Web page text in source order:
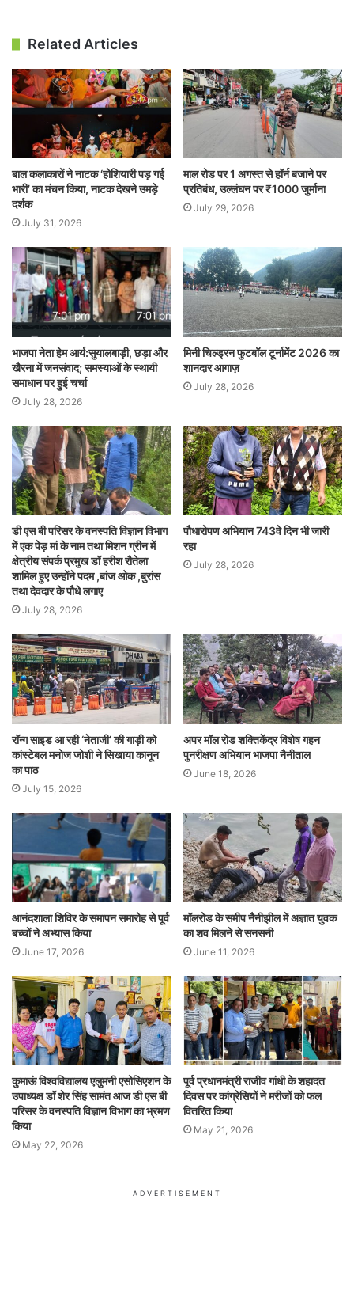
Related Articles
बाल कलाकारों ने नाटक ‘होशियारी पड़ गई
भारी’ का मंचन किया, नाटक देखने उमड़े
दर्शक
July 31, 2026
माल रोड पर 1 अगस्त से हॉर्न बजाने पर
प्रतिबंध, उल्लंघन पर ₹1000 जुर्माना
July 29, 2026
भाजपा नेता हेम आर्य:सुयालबाड़ी, छड़ा और
खैरना में जनसंवाद; समस्याओं के स्थायी
समाधान पर हुई चर्चा
July 28, 2026
मिनी चिल्ड्रन फुटबॉल टूर्नामेंट 2026 का
शानदार आगाज़
July 28, 2026
डी एस बी परिसर के वनस्पति विज्ञान विभाग
में एक पेड़ मां के नाम तथा मिशन ग्रीन में
क्षेत्रीय संपर्क प्रमुख डॉ हरीश रौतेला
शामिल हुए उन्होंने पदम ,बांज ओक ,बुरांस
तथा देवदार के पौधे लगाए
July 28, 2026
पौधारोपण अभियान 743वे दिन भी जारी
रहा
July 28, 2026
रॉन्ग साइड आ रही ‘नेताजी’ की गाड़ी को
कांस्टेबल मनोज जोशी ने सिखाया कानून
का पाठ
July 15, 2026
अपर मॉल रोड शक्तिकेंद्र विशेष गहन
पुनरीक्षण अभियान भाजपा नैनीताल
June 18, 2026
आनंदशाला शिविर के समापन समारोह से पूर्व
बच्चों ने अभ्यास किया
June 17, 2026
मॉलरोड के समीप नैनीझील में अज्ञात युवक
का शव मिलने से सनसनी
June 11, 2026
कुमाऊं विश्वविद्यालय एलुमनी एसोसिएशन के
उपाध्यक्ष डॉ शेर सिंह सामंत आज डी एस बी
परिसर के वनस्पति विज्ञान विभाग का भ्रमण
किया
May 22, 2026
पूर्व प्रधानमंत्री राजीव गांधी के शहादत
दिवस पर कांग्रेसियों ने मरीजों को फल
वितरित किया
May 21, 2026
ADVERTISEMENT